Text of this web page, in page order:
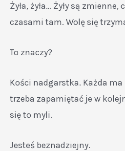
Żyła, żyła… Żyły są
czasami tam. Wolę się
To znaczy?
Kości nadgarstka. Każda
trzeba zapamiętać je w
się to myli.
Jesteś beznadziejny.